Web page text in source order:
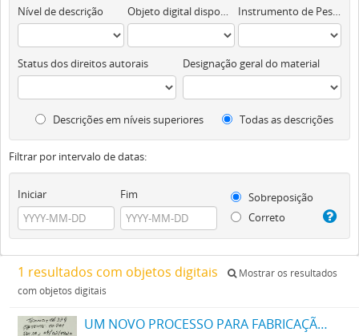
Nível de descrição Objeto digital disponível Instrumento de Pesquisa
Status dos direitos autorais Designação geral do material
Descrições em níveis superiores Todas as descrições
Filtrar por intervalo de datas:
Iniciar Fim
Sobreposição
Correto
1 resultados com objetos digitais
Mostrar os resultados
com objetos digitais
UM NOVO PROCESSO PARA FABRICAÇÃO DE MATERIAS CORANTES PRETAS ESCARLATES E AZUIS DOS MATIZES MAIS CLAROS AOS MAIS ESCUROS PARA TINGIR ALGODÃO DIRECTAMENTE